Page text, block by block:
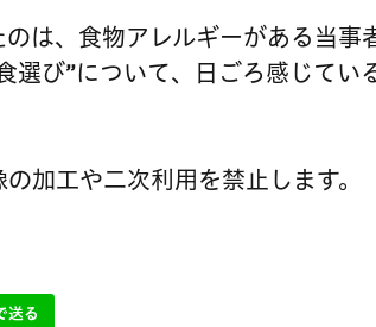
は、食物アレルギーがある当事
選び”について、日ごろ感じてい
加工や二次利用を禁止します。
送る